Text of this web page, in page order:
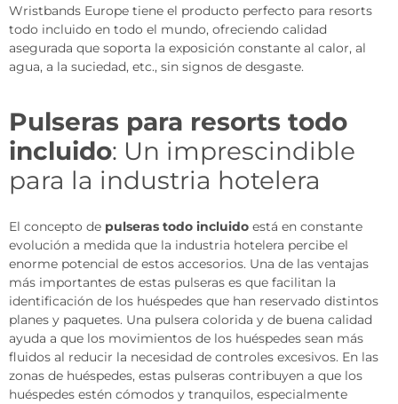
Wristbands Europe tiene el producto perfecto para resorts
todo incluido en todo el mundo, ofreciendo calidad
asegurada que soporta la exposición constante al calor, al
agua, a la suciedad, etc., sin signos de desgaste.
Pulseras para resorts todo
incluido: Un imprescindible
para la industria hotelera
El concepto de pulseras todo incluido está en constante
evolución a medida que la industria hotelera percibe el
enorme potencial de estos accesorios. Una de las ventajas
más importantes de estas pulseras es que facilitan la
identificación de los huéspedes que han reservado distintos
planes y paquetes. Una pulsera colorida y de buena calidad
ayuda a que los movimientos de los huéspedes sean más
fluidos al reducir la necesidad de controles excesivos. En las
zonas de huéspedes, estas pulseras contribuyen a que los
huéspedes estén cómodos y tranquilos, especialmente